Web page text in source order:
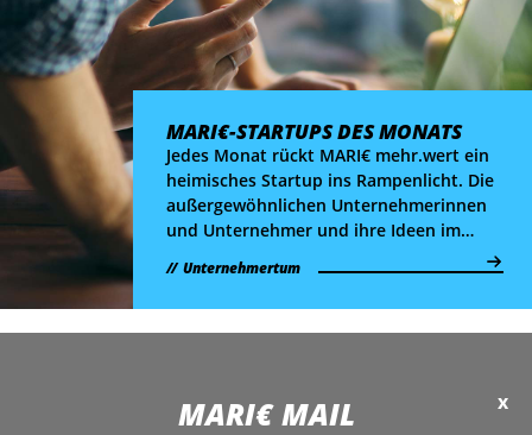
MARI€-STARTUPS DES MONATS
Jedes Monat rückt MARI€ mehr.wert ein
heimisches Startup ins Rampenlicht. Die
außergewöhnlichen Unternehmerinnen
und Unternehmer und ihre Ideen im
Unternehmertum
x
MARI€ MAIL